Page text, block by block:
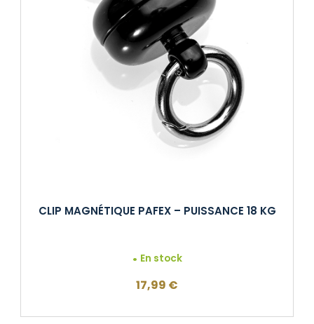
CLIP MAGNÉTIQUE PAFEX – PUISSANCE 18 KG
En stock
17,99 €